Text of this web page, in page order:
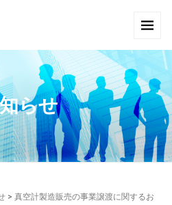
らせ
> 真空計製造販売の事業譲渡に関するお